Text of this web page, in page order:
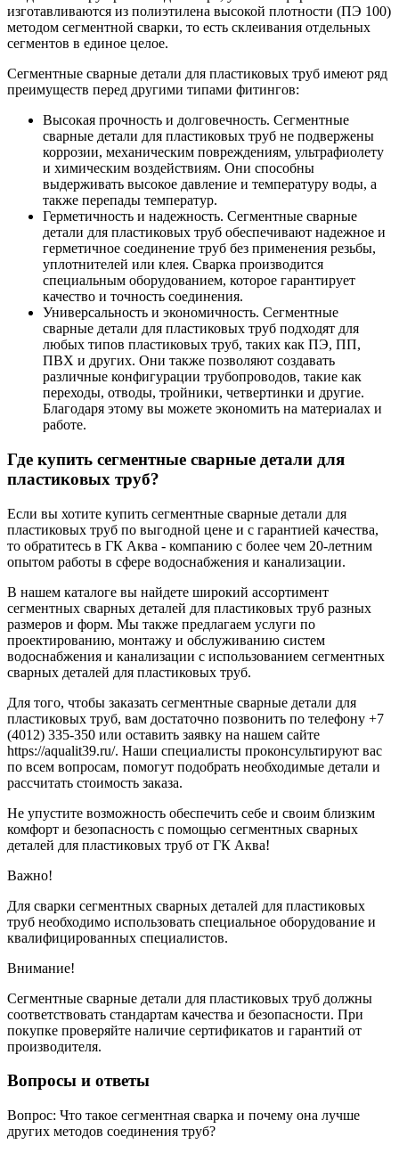
изготавливаются из полиэтилена высокой плотности (ПЭ 100)
методом сегментной сварки, то есть склеивания отдельных
сегментов в единое целое.
Сегментные сварные детали для пластиковых труб имеют ряд
преимуществ перед другими типами фитингов:
Высокая прочность и долговечность. Сегментные
сварные детали для пластиковых труб не подвержены
коррозии, механическим повреждениям, ультрафиолету
и химическим воздействиям. Они способны
выдерживать высокое давление и температуру воды, а
также перепады температур.
Герметичность и надежность. Сегментные сварные
детали для пластиковых труб обеспечивают надежное и
герметичное соединение труб без применения резьбы,
уплотнителей или клея. Сварка производится
специальным оборудованием, которое гарантирует
качество и точность соединения.
Универсальность и экономичность. Сегментные
сварные детали для пластиковых труб подходят для
любых типов пластиковых труб, таких как ПЭ, ПП,
ПВХ и других. Они также позволяют создавать
различные конфигурации трубопроводов, такие как
переходы, отводы, тройники, четвертинки и другие.
Благодаря этому вы можете экономить на материалах и
работе.
Где купить сегментные сварные детали для
пластиковых труб?
Если вы хотите купить сегментные сварные детали для
пластиковых труб по выгодной цене и с гарантией качества,
то обратитесь в ГК Аква - компанию с более чем 20-летним
опытом работы в сфере водоснабжения и канализации.
В нашем каталоге вы найдете широкий ассортимент
сегментных сварных деталей для пластиковых труб разных
размеров и форм. Мы также предлагаем услуги по
проектированию, монтажу и обслуживанию систем
водоснабжения и канализации с использованием сегментных
сварных деталей для пластиковых труб.
Для того, чтобы заказать сегментные сварные детали для
пластиковых труб, вам достаточно позвонить по телефону +7
(4012) 335-350 или оставить заявку на нашем сайте
https://aqualit39.ru/. Наши специалисты проконсультируют вас
по всем вопросам, помогут подобрать необходимые детали и
рассчитать стоимость заказа.
Не упустите возможность обеспечить себе и своим близким
комфорт и безопасность с помощью сегментных сварных
деталей для пластиковых труб от ГК Аква!
Важно!
Для сварки сегментных сварных деталей для пластиковых
труб необходимо использовать специальное оборудование и
квалифицированных специалистов.
Внимание!
Сегментные сварные детали для пластиковых труб должны
соответствовать стандартам качества и безопасности. При
покупке проверяйте наличие сертификатов и гарантий от
производителя.
Вопросы и ответы
Вопрос: Что такое сегментная сварка и почему она лучше
других методов соединения труб?